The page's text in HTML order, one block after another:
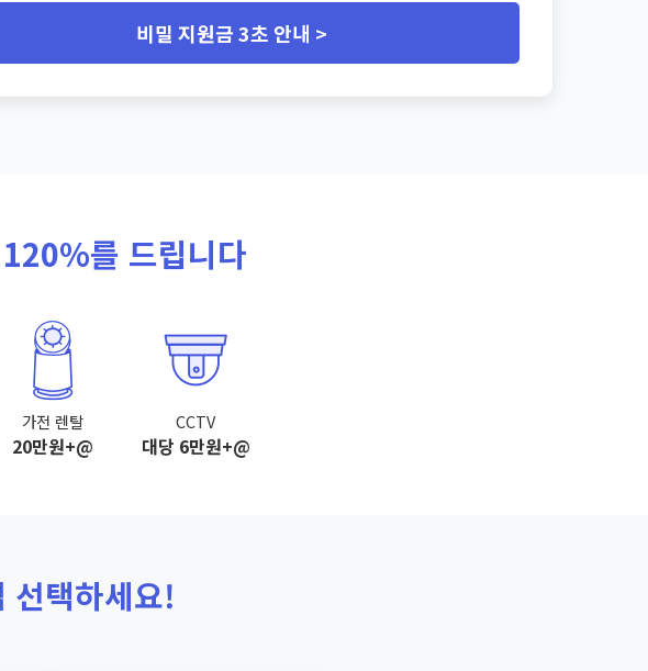
비밀 지원금 3초 안내 >
를 드립니다
가전 렌탈
20만원+@
CCTV
대당 6만원+@
선택하세요!